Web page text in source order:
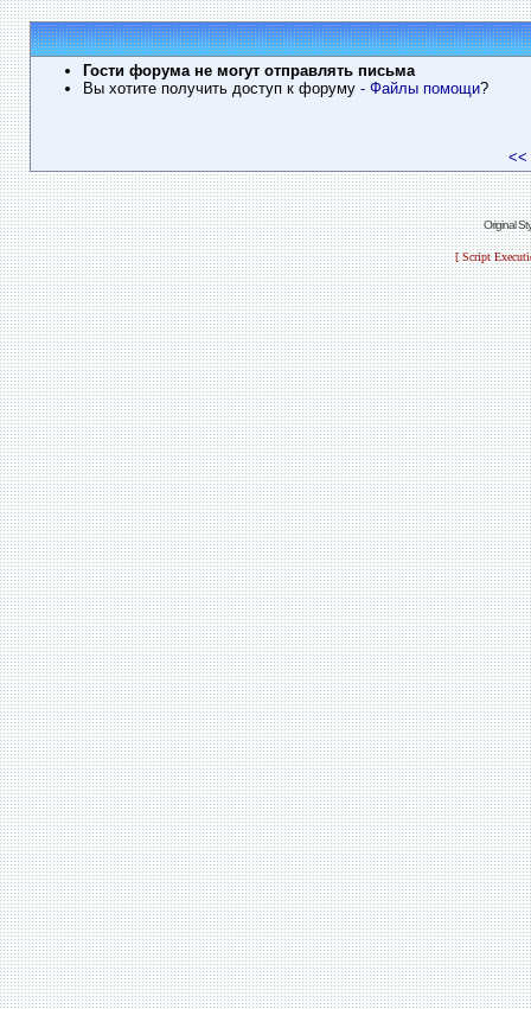
Гости форума не могут отправлять письма
Вы хотите получить доступ к форуму - Файлы помощи?
<<
Original
[ Script